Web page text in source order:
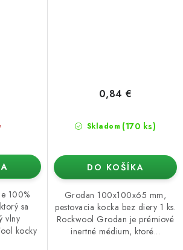
100%
sa
vlny
kocky
Skladom (170 ks)
0,84 €
DO KOŠÍKA
Grodan 100x100x65 mm,
pestovacia kocka bez diery 1 ks.
Rockwool Grodan je prémiové
inertné médium, ktoré...